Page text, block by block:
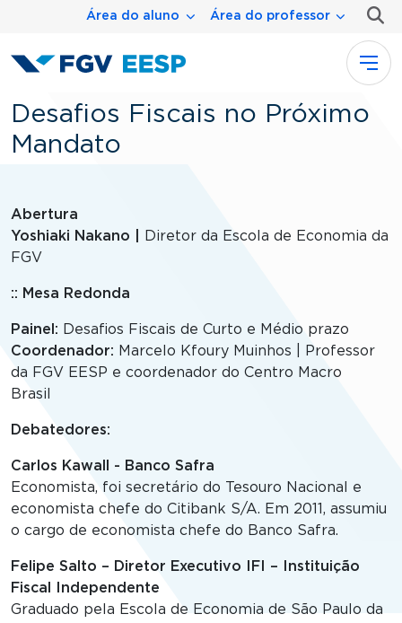
Pular para o conteúdo principal
Menu áreaÁrea do aluno Área do professor
Desafios Fiscais no Próximo
Mandato
Abertura
Yoshiaki Nakano |
Diretor da Escola de Economia da
FGV
:: Mesa Redonda
Painel: Desafios Fiscais de Curto e Médio prazo
Coordenador: Marcelo Kfoury Muinhos | Professor
da FGV EESP e coordenador do Centro Macro
Brasil
Debatedores:
Carlos Kawall - Banco Safra
Economista, foi secretário do Tesouro Nacional e
economista chefe do Citibank S/A. Em 2011, assumiu
o cargo de economista chefe do Banco Safra.
Felipe Salto – Diretor Executivo IFI – Instituição
Fiscal Independente
Graduado pela Escola de Economia de São Paulo da